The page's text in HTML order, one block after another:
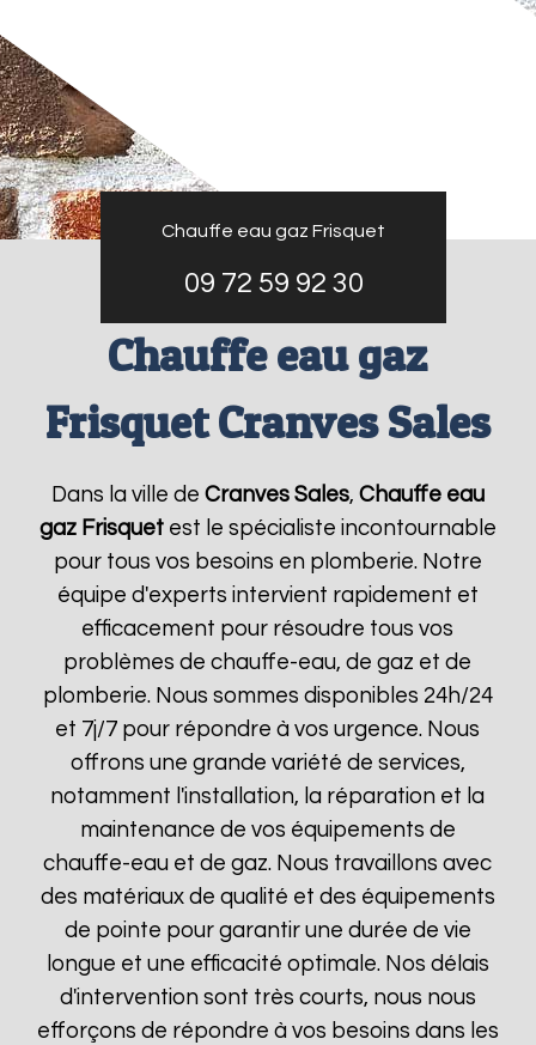
Chauffe eau gaz Frisquet
09 72 59 92 30
Chauffe eau gaz
Frisquet Cranves Sales
Dans la ville de Cranves Sales, Chauffe eau
gaz Frisquetest le spécialiste incontournable
pour tous vos besoins en plomberie. Notre
équipe d'experts intervient rapidement et
efficacement pour résoudre tous vos
problèmes de chauffe-eau, de gaz et de
plomberie. Nous sommes disponibles 24h/24
et 7j/7 pour répondre à vos urgence. Nous
offrons une grande variété de services,
notamment l'installation, la réparation et la
maintenance de vos équipements de
chauffe-eau et de gaz. Nous travaillons avec
des matériaux de qualité et des équipements
de pointe pour garantir une durée de vie
longue et une efficacité optimale. Nos délais
d'intervention sont très courts, nous nous
efforçons de répondre à vos besoins dans les